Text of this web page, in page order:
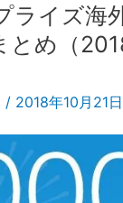
ライズ海
とめ（
/ 2018年10月21日